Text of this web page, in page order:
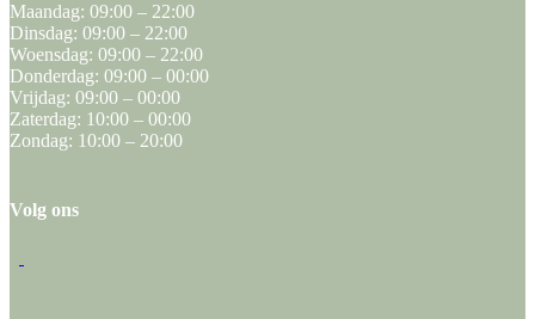
Maandag: 09:00 – 22:00
Dinsdag: 09:00 – 22:00
Woensdag: 09:00 – 22:00
Donderdag: 09:00 – 00:00
Vrijdag: 09:00 – 00:00
Zaterdag: 10:00 – 00:00
Zondag: 10:00 – 20:00
Volg ons